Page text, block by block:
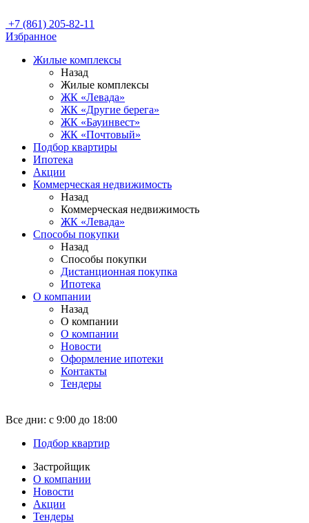
+7 (861) 205-82-11
Избранное
Жилые комплексы
Назад
Жилые комплексы
ЖК «Левада»
ЖК «Другие берега»
ЖК «Бауинвест»
ЖК «Почтовый»
Подбор квартиры
Ипотека
Акции
Коммерческая недвижимость
Назад
Коммерческая недвижимость
ЖК «Левада»
Способы покупки
Назад
Способы покупки
Дистанционная покупка
Ипотека
О компании
Назад
О компании
О компании
Новости
Оформление ипотеки
Контакты
Тендеры
Все дни: с 9:00 до 18:00
Подбор квартир
Застройщик
О компании
Новости
Акции
Тендеры